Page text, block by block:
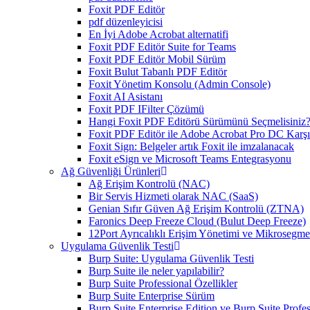
Foxit PDF Editör
pdf düzenleyicisi
En İyi Adobe Acrobat alternatifi
Foxit PDF Editör Suite for Teams
Foxit PDF Editör Mobil Sürüm
Foxit Bulut Tabanlı PDF Editör
Foxit Yönetim Konsolu (Admin Console)
Foxit AI Asistanı
Foxit PDF IFilter Çözümü
Hangi Foxit PDF Editörü Sürümünü Seçmelisiniz?
Foxit PDF Editör ile Adobe Acrobat Pro DC
Foxit Sign: Belgeler artık Foxit ile imzalanacak
Foxit eSign ve Microsoft Teams Entegrasyonu
Ağ Güvenliği Ürünleri
Ağ Erişim Kontrolü (NAC)
Bir Servis Hizmeti olarak NAC (SaaS)
Genian Sıfır Güven Ağ Erişim Kontrolü (ZTNA)
Faronics Deep Freeze Cloud (Bulut Deep Freeze)
12Port Ayrıcalıklı Erişim Yönetimi ve
Uygulama Güvenlik Testi
Burp Suite: Uygulama Güvenlik Testi
Burp Suite ile neler yapılabilir?
Burp Suite Professional Özellikler
Burp Suite Enterprise Sürüm